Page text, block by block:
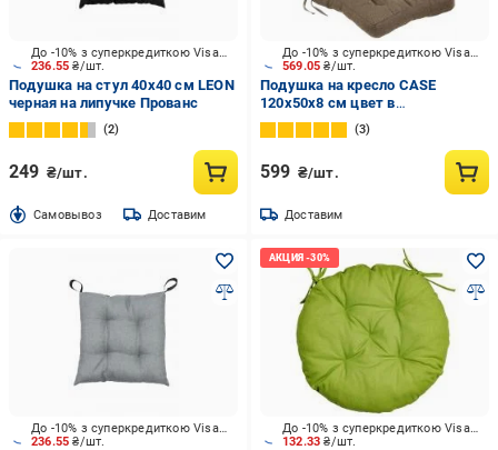
236.55₴/шт.
До -10% з суперкредиткою Visa Вигода
Подушка на стул 40х40 см LEON
черная на липучке Прованс
2
249 ₴/шт.
Cамовывоз Доставим
569.05₴/шт.
До -10% з суперкредиткою Visa Вигода
Подушка на кресло CASE
120х50х8 см цвет в
ассортименте Decora textile
3
599 ₴/шт.
Доставим
236.55₴/шт.
До -10% з суперкредиткою Visa Вигода
132.33₴/шт.
До -10% з суперкредиткою Visa Вигода